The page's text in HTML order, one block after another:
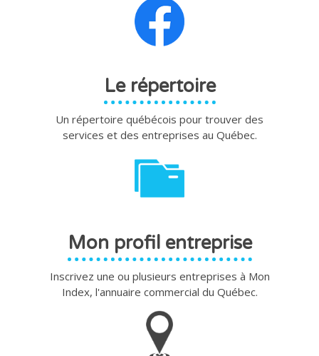
Le répertoire
Un répertoire québécois pour trouver des
services et des entreprises au Québec.
Mon profil entreprise
Inscrivez une ou plusieurs entreprises à Mon
Index, l'annuaire commercial du Québec.